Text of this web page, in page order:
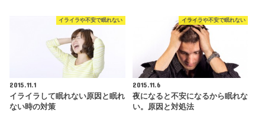
イライラや不安で眠れない
2015.11.1
イライラして眠れない原因と眠れ
ない時の対策
イライラや不安で眠れない
2015.11.6
夜になると不安になるから眠れな
い。原因と対処法